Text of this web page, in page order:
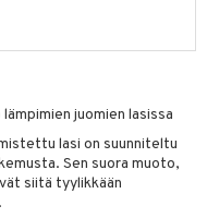
juomien lasissa
lasi on suunniteltu
Sen suora muoto,
siitä tyylikkään